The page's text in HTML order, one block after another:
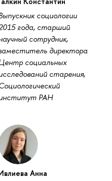
социологии
года, старший
сотрудник,
директора
социальных
старения,
РАН
Анна